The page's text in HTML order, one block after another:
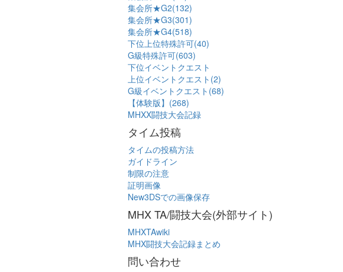
集会所★G2(132)
集会所★G3(301)
集会所★G4(518)
下位上位特殊許可(40)
G級特殊許可(603)
下位イベントクエスト
上位イベントクエスト(2)
G級イベントクエスト(68)
【体験版】(268)
MHXX闘技大会記録
タイム投稿
タイムの投稿方法
ガイドライン
制限の注意
証明画像
New3DSでの画像保存
MHX TA/闘技大会(外部サイト)
MHXTAwiki
MHX闘技大会記録まとめ
問い合わせ